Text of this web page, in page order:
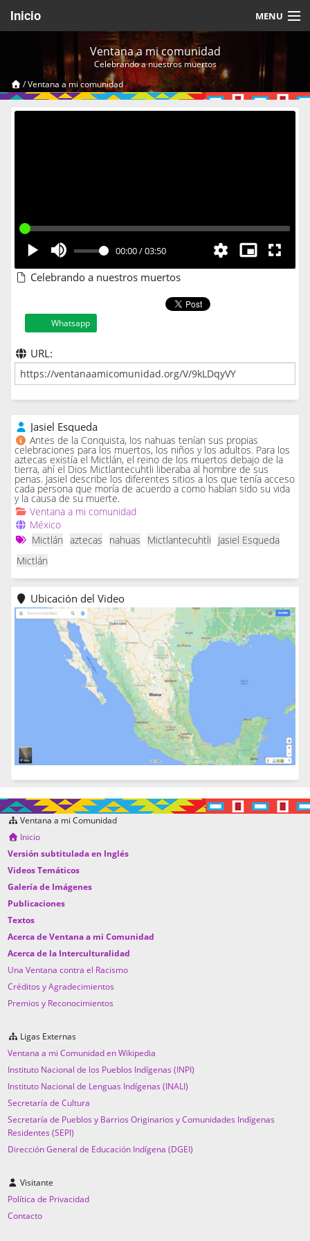
Inicio MENU
Videos Temáticos
Cerrar Sesión
Ventana a mi comunidad
Celebrando a nuestros muertos
/Ventana a mi comunidad
00:00/03:50
Celebrando a nuestros muertos
Whatsapp
URL:
Jasiel Esqueda
Antes de la Conquista, los nahuas tenían sus propias
celebraciones para los muertos, los niños y los adultos. Para los
aztecas existía el Mictlán, el reino de los muertos debajo de la
tierra, ahí el Dios Mictlantecuhtli liberaba al hombre de sus
penas. Jasiel describe los diferentes sitios a los que tenía acceso
cada persona que moría de acuerdo a como habían sido su vida
y la causa de su muerte.
Ventana a mi comunidad
México
Mictlán aztecas nahuas Mictlantecuhtli
Jasiel Esqueda
Mictlán
Ubicación del Video
Ventana a mi Comunidad
Inicio
Versión subtitulada en Inglés
Videos Temáticos
Galería de Imágenes
Publicaciones
Textos
Acerca de Ventana a mi Comunidad
Acerca de la Interculturalidad
Una Ventana contra el Racismo
Créditos y Agradecimientos
Premios y Reconocimientos
Ligas Externas
Ventana a mi Comunidad en Wikipedia
Instituto Nacional de los Pueblos Indígenas (INPI)
Instituto Nacional de Lenguas Indígenas (INALI)
Secretaría de Cultura
Secretaría de Pueblos y Barrios Originarios y Comunidades Indígenas
Residentes (SEPI)
Dirección General de Educación Indígena (DGEI)
Visitante
Política de Privacidad
Contacto